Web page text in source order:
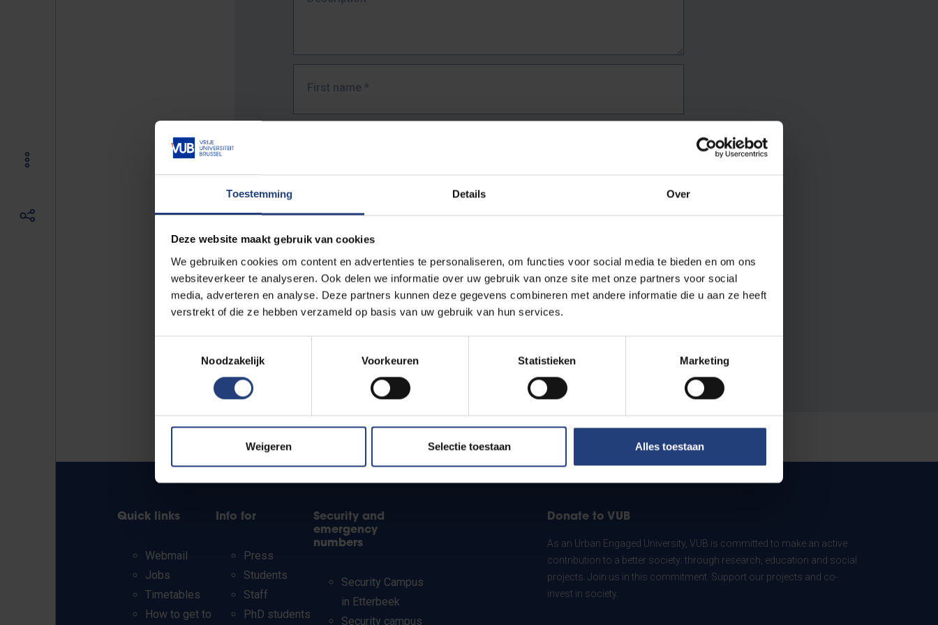
Toestemming Details Over
Deze website maakt gebruik van cookies
We gebruiken cookies om content en advertenties te personaliseren, om functies voor social media te bieden en om ons
websiteverkeer te analyseren. Ook delen we informatie over uw gebruik van onze site met onze partners voor social
media, adverteren en analyse. Deze partners kunnen deze gegevens combineren met andere informatie die u aan ze heeft
verstrekt of die ze hebben verzameld op basis van uw gebruik van hun services.
Noodzakelijk
Voorkeuren Statistieken Marketing
Weigeren Selectie toestaan Alles toestaan
First name *
The full URL of the page where you encountered the error.
E.g. https://www.vub.be/nl/studeren-aan-de-vub/alle-opleidingen
Quick links
Webmail
Jobs
Timetables
How to get to
Info for
Press
Students
Staff
PhD students
Security and
emergency
numbers
Security Campus
in Etterbeek
Security campus
Donate to VUB
As an Urban Engaged University, VUB is committed to make an active
contribution to a better society: through research, education and social
projects. Join us in this commitment. Support our projects and co-
invest in society.